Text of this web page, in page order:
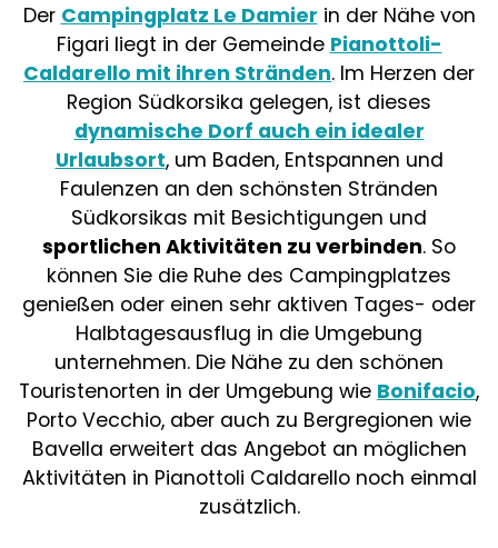
Der Campingplatz Le Damier in der Nähe von
Figari liegt in der Gemeinde Pianottoli-
Caldarello mit ihren Stränden. Im Herzen der
Region Südkorsika gelegen, ist dieses
dynamische Dorf auch ein idealer
Urlaubsort, um Baden, Entspannen und
Faulenzen an den schönsten Stränden
Südkorsikas mit Besichtigungen und
sportlichen Aktivitäten zu verbinden. So
können Sie die Ruhe des Campingplatzes
genießen oder einen sehr aktiven Tages- oder
Halbtagesausflug in die Umgebung
unternehmen. Die Nähe zu den schönen
Touristenorten in der Umgebung wie Bonifacio,
Porto Vecchio, aber auch zu Bergregionen wie
Bavella erweitert das Angebot an möglichen
Aktivitäten in Pianottoli Caldarello noch einmal
zusätzlich.